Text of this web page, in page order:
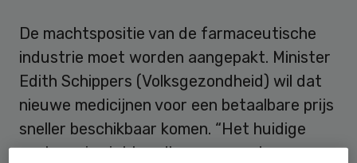
De machtspositie van de farmaceutische
industrie moet worden aangepakt. Minister
Edith Schippers (Volksgezondheid) wil dat
nieuwe medicijnen voor een betaalbare prijs
sneller beschikbaar komen. “Het huidige
systeem is niet houdbaar en moet